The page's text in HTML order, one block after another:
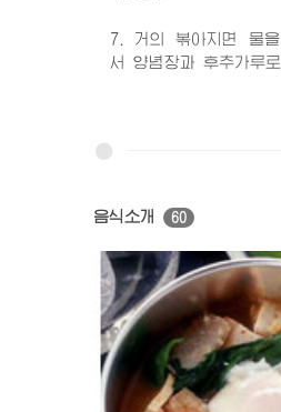
7. 거의 볶아지면 물
서 양념장과 후추가루
음식소개 60